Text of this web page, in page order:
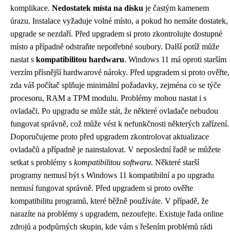
komplikace. Nedostatek místa na disku je častým kamenem
úrazu. Instalace vyžaduje volné místo, a pokud ho nemáte dostatek,
upgrade se nezdaří. Před upgradem si proto zkontrolujte dostupné
místo a případně odstraňte nepotřebné soubory. Další potíž může
nastat s kompatibilitou hardwaru. Windows 11 má oproti starším
verzím přísnější hardwarové nároky. Před upgradem si proto ověřte,
zda váš počítač splňuje minimální požadavky, zejména co se týče
procesoru, RAM a TPM modulu. Problémy mohou nastat i s
ovladači. Po upgradu se může stát, že některé ovladače nebudou
fungovat správně, což může vést k nefunkčnosti některých zařízení.
Doporučujeme proto před upgradem zkontrolovat aktualizace
ovladačů a případně je nainstalovat. V neposlední řadě se můžete
setkat s problémy s kompatibilitou softwaru. Některé starší
programy nemusí být s Windows 11 kompatibilní a po upgradu
nemusí fungovat správně. Před upgradem si proto ověřte
kompatibilitu programů, které běžně používáte. V případě, že
narazíte na problémy s upgradem, nezoufejte. Existuje řada online
zdrojů a podpůrných skupin, kde vám s řešením problémů rádi